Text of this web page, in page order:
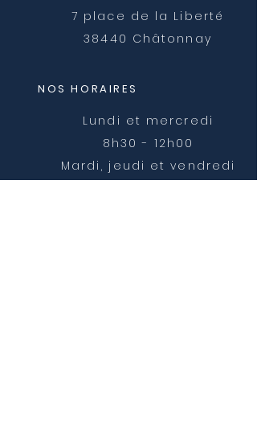
7 place de la Liberté
38440 Châtonnay
NOS HORAIRES
Lundi et mercredi
8h30 - 12h00
Mardi, jeudi et vendredi